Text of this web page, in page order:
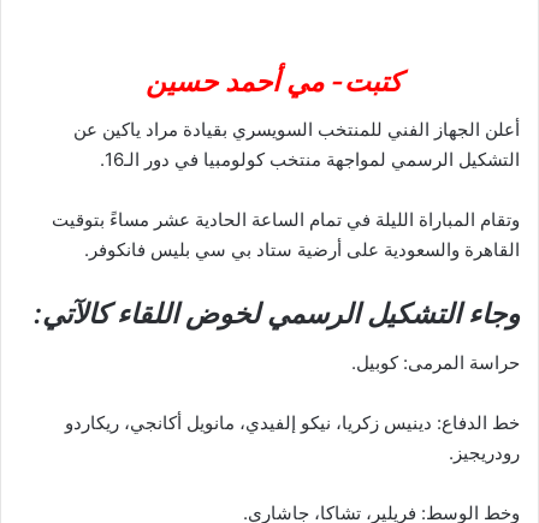
كتبت- مي أحمد حسين
أعلن الجهاز الفني للمنتخب السويسري بقيادة مراد ياكين عن
التشكيل الرسمي لمواجهة منتخب كولومبيا في دور الـ16.
وتقام المباراة الليلة في تمام الساعة الحادية عشر مساءً بتوقيت
القاهرة والسعودية على أرضية ستاد بي سي بليس فانكوفر.
وجاء التشكيل الرسمي لخوض اللقاء كالآتي:
حراسة المرمى: كوبيل.
خط الدفاع: دينيس زكريا، نيكو إلفيدي، مانويل أكانجي، ريكاردو
رودريجيز.
وخط الوسط: فريلير، تشاكا، جاشاري.